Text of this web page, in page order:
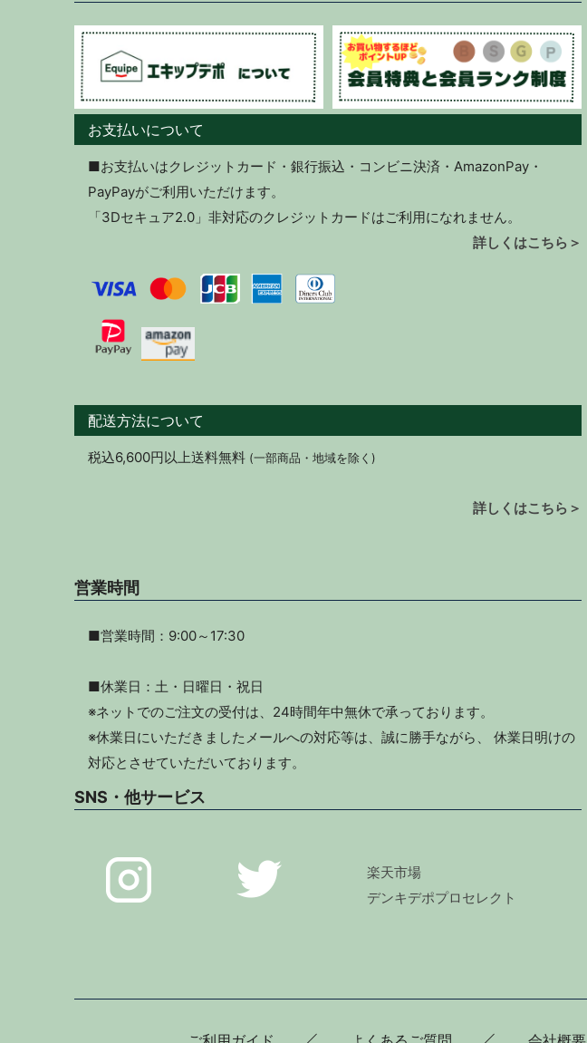
お支払いについて
■お支払いはクレジットカード・銀行振込・コンビニ決済・AmazonPay・
PayPayがご利用いただけます。
「3Dセキュア2.0」非対応のクレジットカードはご利用になれません。
詳しくはこちら＞
配送方法について
税込6,600円以上送料無料 (一部商品・地域を除く)
詳しくはこちら＞
営業時間
■営業時間：9:00～17:30
■休業日：土・日曜日・祝日
※ネットでのご注文の受付は、24時間年中無休で承っております。
※休業日にいただきましたメールへの対応等は、誠に勝手ながら、 休業日明けの
対応とさせていただいております。
SNS・他サービス
楽天市場
デンキデポプロセレクト